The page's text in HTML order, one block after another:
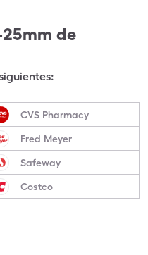
de
CVS Pharmacy
Fred Meyer
Safeway
Costco